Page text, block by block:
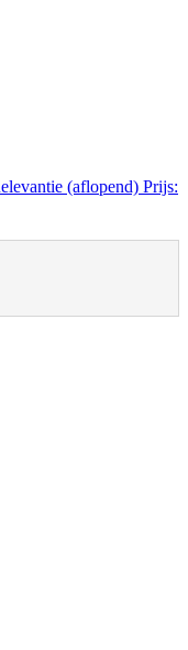
(aflopend) Prijs: